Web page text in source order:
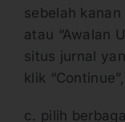
sebelah kanan
atau “Awalan
situs jurnal
klik “Continue”,
c. pilih